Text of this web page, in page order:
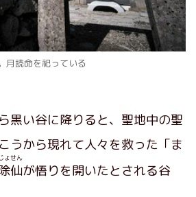
月読命を祀っている
黒い谷に降りると、聖地中の聖
うから現れて人々を救った「ま
仙
ょせん
が悟りを開いたとされる谷